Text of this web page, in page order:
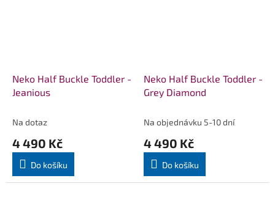
Neko Half Buckle Toddler -
Jeanious
Na dotaz
4 490 Kč
Do košíku
Neko Half Buckle Toddler -
Grey Diamond
Na objednávku 5-10 dní
4 490 Kč
Do košíku